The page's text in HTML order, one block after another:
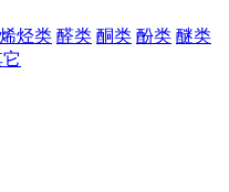
烯烃类 醛类 酮类 酚类 醚类